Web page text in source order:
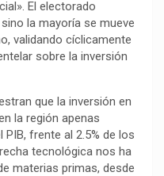
El electorado
la mayoría se mueve
validando cíclicamente
sobre la inversión
que la inversión en
la región apenas
frente al 2.5% de los
tecnológica nos ha
materias primas, desde